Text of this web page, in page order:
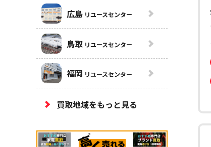
広島 リユースセンター
鳥取 リユースセンター
福岡 リユースセンター
買取地域をもっと見る